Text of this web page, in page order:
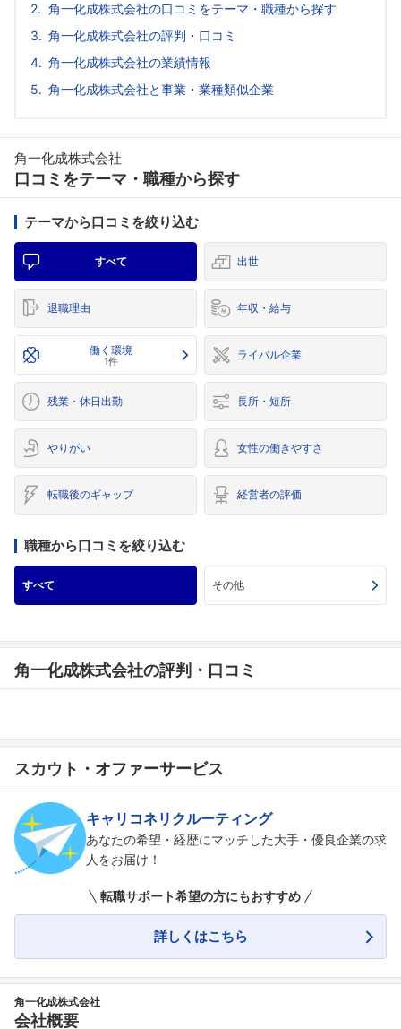
角一化成株式会社の口コミをテーマ・職種から探す
角一化成株式会社の評判・口コミ
角一化成株式会社の業績情報
角一化成株式会社と事業・業種類似企業
角一化成株式会社
口コミをテーマ・職種から探す
テーマから口コミを絞り込む
すべて 出世
退職理由 年収・給与
働く環境
1件 ライバル企業
残業・休日出勤 長所・短所
やりがい 女性の働きやすさ
転職後のギャップ 経営者の評価
職種から口コミを絞り込む
すべて その他
角一化成株式会社の評判・口コミ
スカウト・オファーサービス
キャリコネリクルーティング
あなたの希望・経歴にマッチした大手・優良企業の求
人をお届け！
転職サポート希望の方にもおすすめ
詳しくはこちら
角一化成株式会社
会社概要